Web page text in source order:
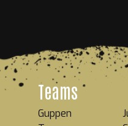
Teams
Guppen